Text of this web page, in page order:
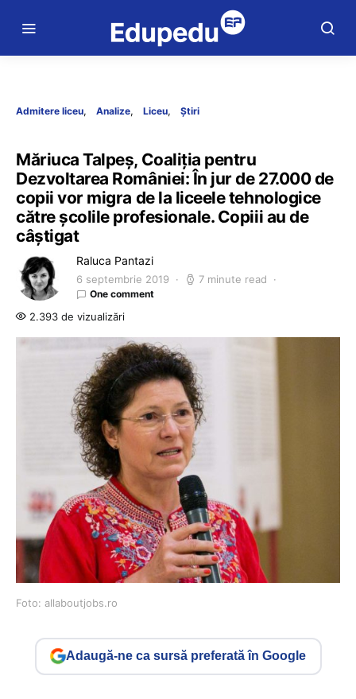
Admitere liceu Analize Liceu Știri
Măriuca Talpeș, Coaliția pentru
Dezvoltarea României: În jur de 27.000 de
copii vor migra de la liceele tehnologice
către școlile profesionale. Copiii au de
câștigat
Raluca Pantazi
6 septembrie 2019 7 minute read
One comment
2.393 de vizualizări
Foto: allaboutjobs.ro
Adaugă-ne ca sursă preferată în Google